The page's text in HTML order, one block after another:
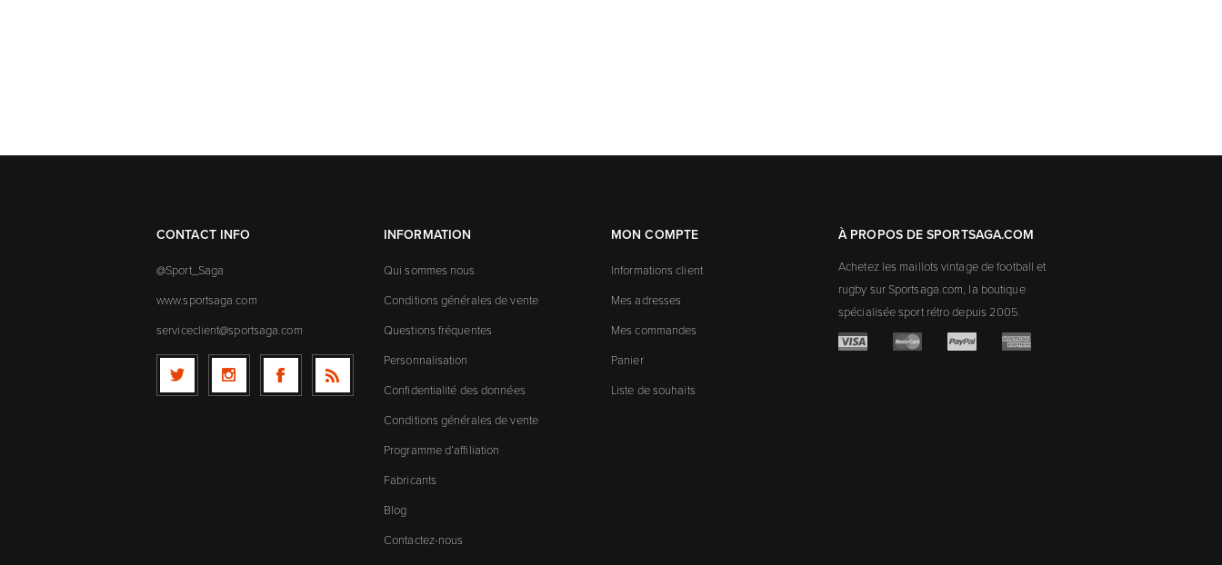
CONTACT INFO
@Sport_Saga
www.sportsaga.com
serviceclient@sportsaga.com
INFORMATION
Qui sommes nous
Conditions générales de vente
Questions fréquentes
Personnalisation
Confidentialité des données
Conditions générales de vente
Programme d’affiliation
Fabricants
Blog
Contactez-nous
MON COMPTE
Informations client
Mes adresses
Mes commandes
Panier
Liste de souhaits
À PROPOS DE SPORTSAGA.COM
Achetez les maillots vintage de football et
rugby sur Sportsaga.com, la boutique
spécialisée sport rétro depuis 2005.